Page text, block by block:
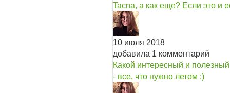
Tacna, а как еще? Если это и
10 июля 2018
добавила 1 комментарий
Какой интересный и
- все, что нужно летом :)